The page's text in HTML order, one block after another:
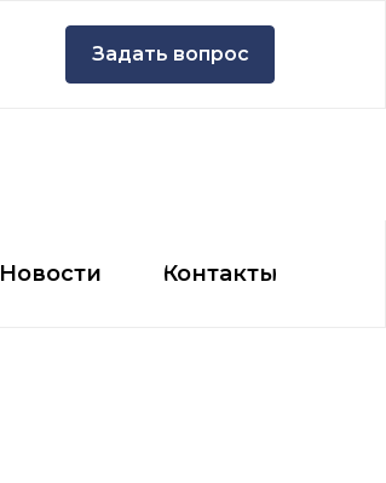
Задать вопрос
Задать вопрос
Новости Контакты